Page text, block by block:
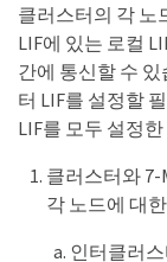
클러스터의 각 노
LIF에 있는 로컬
간에 통신할 수
터 LIF를 설정할
LIF를 모두 설정
클러스터와 7-
각 노드에 대
인터클러